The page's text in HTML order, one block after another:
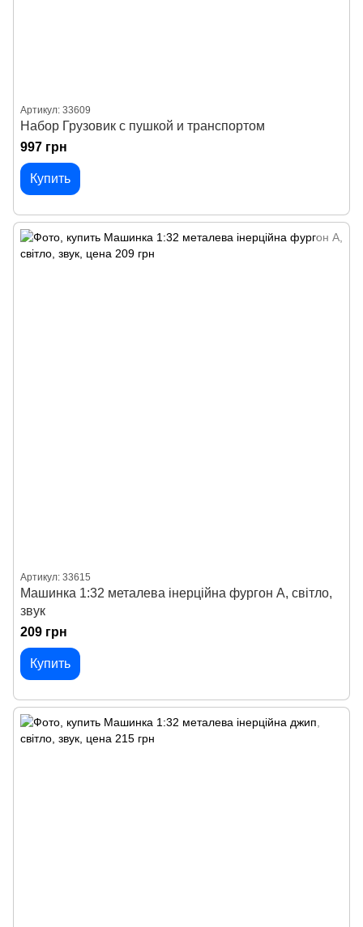
Артикул: 33609
Набор Грузовик с пушкой и транспортом
997 грн
Купить
Артикул: 33615
Машинка 1:32 металева інерційна фургон А, світло,
звук
209 грн
Купить